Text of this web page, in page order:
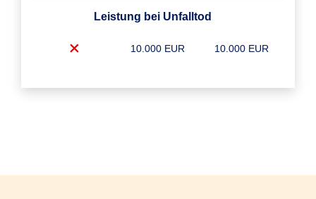
Leistung bei Unfalltod
10.000 EUR 10.000 EUR